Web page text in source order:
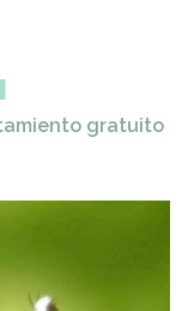
gratuito